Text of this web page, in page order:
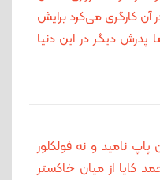
آن کارگری می‌کرد برایش
پدرش دیگر در این دنیا
نامید و نه فولکلور
کایا از میان خاکستر